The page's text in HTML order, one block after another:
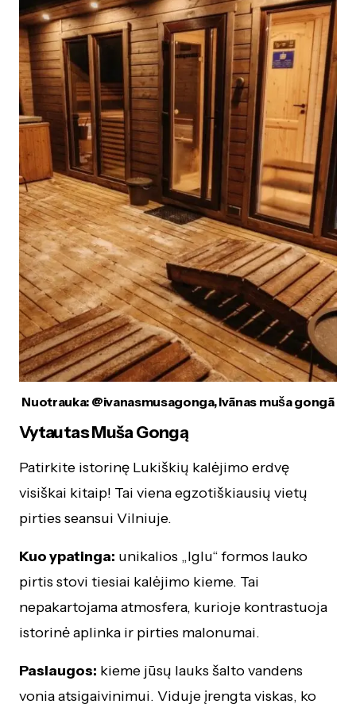
Nuotrauka: @ivanasmusagonga, Ivãnas muša gongã
Vytautas Muša Gongą
Patirkite istorinę Lukiškių kalėjimo erdvę
visiškai kitaip! Tai viena egzotiškiausių vietų
pirties seansui Vilniuje.
Kuo ypatinga: unikalios „Iglu“ formos lauko
pirtis stovi tiesiai kalėjimo kieme. Tai
nepakartojama atmosfera, kurioje kontrastuoja
istorinė aplinka ir pirties malonumai.
Paslaugos: kieme jūsų lauks šalto vandens
vonia atsigaivinimui. Viduje įrengta viskas, ko